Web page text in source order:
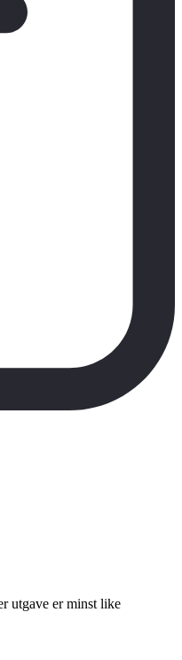
utgave er minst like